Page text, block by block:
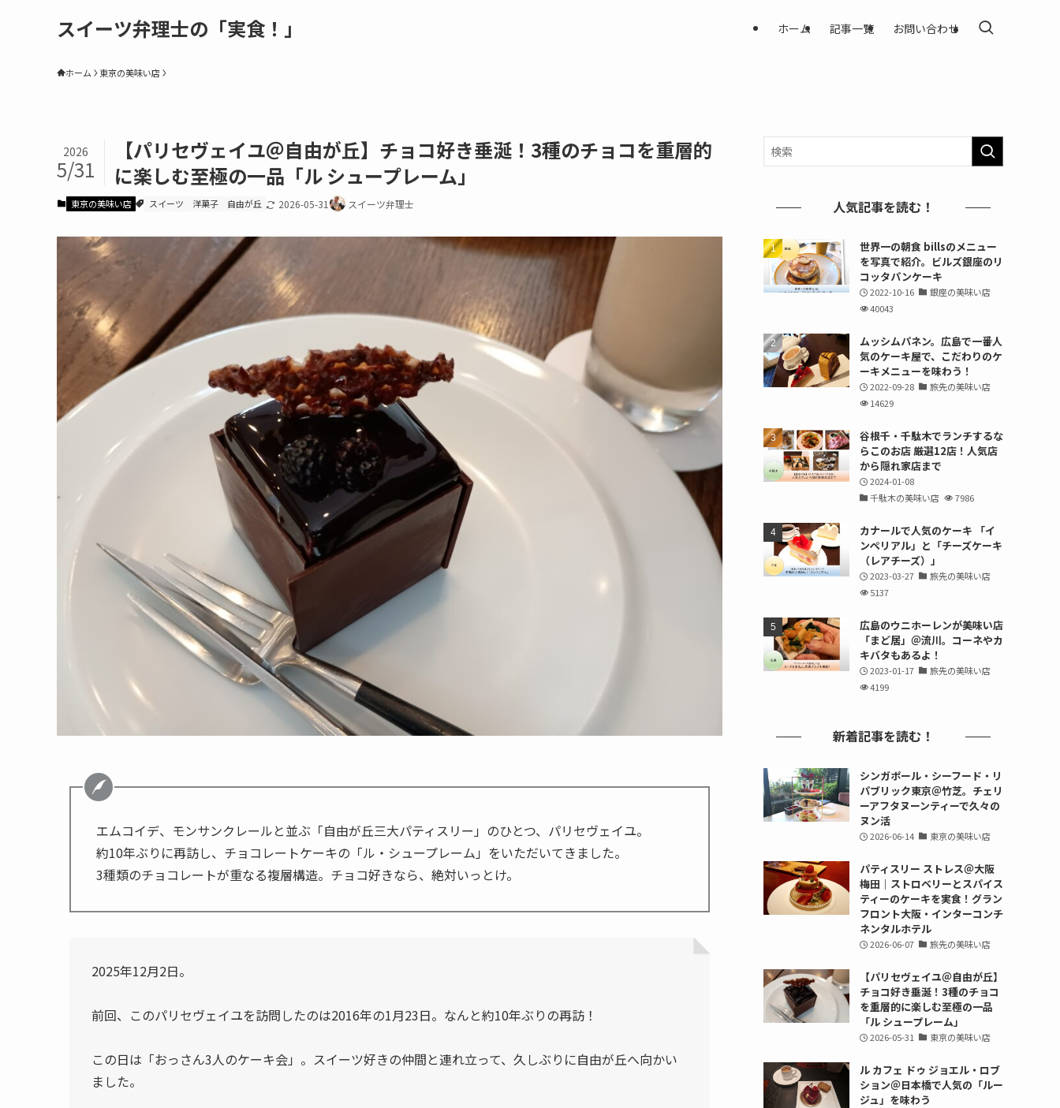
スイーツ弁理士の「実食！」 ホーム 記事一覧 お問い合わせ
ホーム 東京の美味い店
【パリセヴェイユ＠自由が丘】チョコ好き垂涎！3種のチョコを重層的
に楽しむ至極の一品「ル シュープレーム」
2026
5/31
東京の美味い店 スイーツ 洋菓子 自由が丘 2026-05-31 スイーツ弁理士
エムコイデ、モンサンクレールと並ぶ「自由が丘三大パティスリー」のひとつ、パリセヴェイユ。
約10年ぶりに再訪し、チョコレートケーキの「ル・シュープレーム」をいただいてきました。
3種類のチョコレートが重なる複層構造。チョコ好きなら、絶対いっとけ。
2025年12月2日。
前回、このパリセヴェイユを訪問したのは2016年の1月23日。なんと約10年ぶりの再訪！
この日は「おっさん3人のケーキ会」。スイーツ好きの仲間と連れ立って、久しぶりに自由が丘へ向かい
ました。
人気記事を読む！
世界一の朝食 billsのメニュー
を写真で紹介。ビルズ銀座のリ
コッタパンケーキ
2022-10-16
銀座の美味い店
40043
ムッシムパネン。広島で一番人
気のケーキ屋で、こだわりのケ
ーキメニューを味わう！
2022-09-28
旅先の美味い店
14629
谷根千・千駄木でランチするな
らこのお店 厳選12店！人気店
から隠れ家店まで
2024-01-08
千駄木の美味い店
7986
カナールで人気のケーキ 「イ
ンペリアル」と「チーズケーキ
（レアチーズ）」
2023-03-27
旅先の美味い店
5137
広島のウニホーレンが美味い店
「まど居」＠流川。コーネやカ
キバタもあるよ！
2023-01-17
旅先の美味い店
4199
新着記事を読む！
シンガポール・シーフード・リ
パブリック東京＠竹芝。チェリ
ーアフタヌーンティーで久々の
ヌン活
2026-06-14 東京の美味い店
パティスリー ストレス＠大阪
梅田｜ストロベリーとスパイス
ティーのケーキを実食！グラン
フロント大阪・インターコンチ
ネンタルホテル
2026-06-07 旅先の美味い店
【パリセヴェイユ＠自由が丘】
チョコ好き垂涎！3種のチョコ
を重層的に楽しむ至極の一品
「ル シュープレーム」
2026-05-31 東京の美味い店
ル カフェ ドゥ ジョエル・ロブ
ション＠日本橋で人気の「ルー
ジュ」を味わう